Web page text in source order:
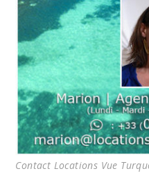
Contact Locations Vue